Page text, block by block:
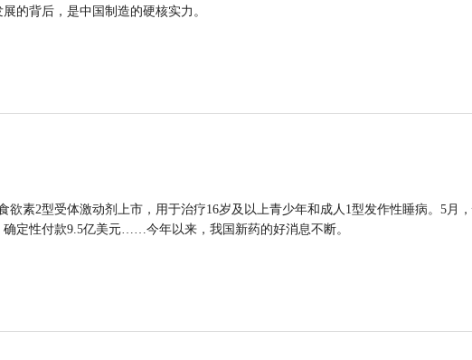
的背后，是中国制造的硬核实力。
欲素2型受体激动剂上市，用于治疗16岁及以上青少年和成人1型发作性睡病。5月
定性付款9.5亿美元……今年以来，我国新药的好消息不断。